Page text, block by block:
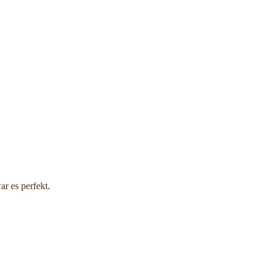
es perfekt.